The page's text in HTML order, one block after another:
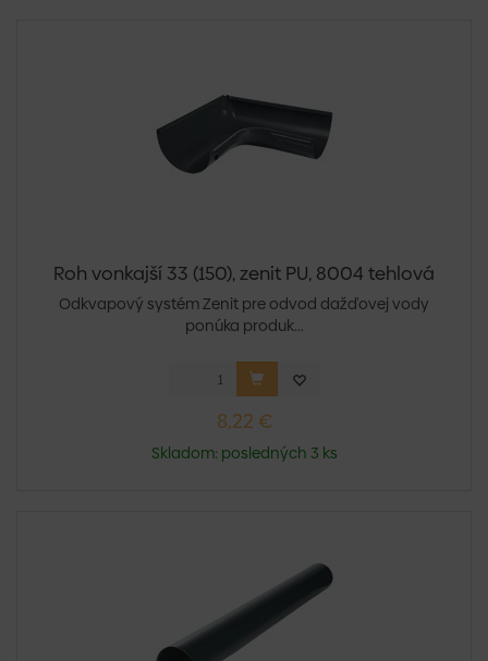
Roh vonkajší 33 (150), zenit PU, 8004 tehlová
Odkvapový systém Zenit pre odvod dažďovej vody
ponúka produk...
8,22 €
Skladom: posledných 3 ks